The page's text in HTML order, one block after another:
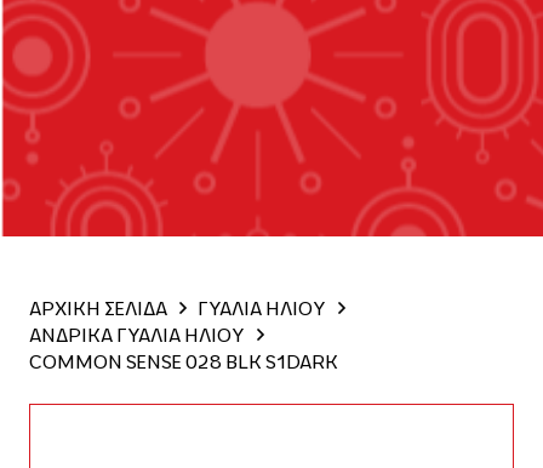
ΑΡΧΙΚΗ ΣΕΛΙΔΑ
ΓΥΑΛΙΑ ΗΛΙΟΥ
ΑΝΔΡΙΚΑ ΓΥΑΛΙΑ ΗΛΙΟΥ
COMMON SENSE 028 BLK S1DARK